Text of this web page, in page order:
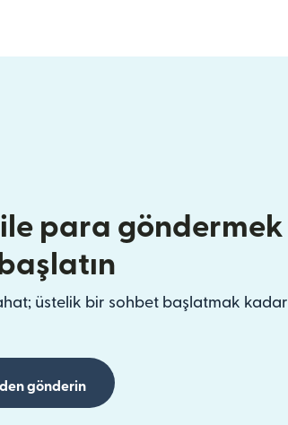
para göndermek
üstelik bir sohbet başlatmak kadar
gönderin